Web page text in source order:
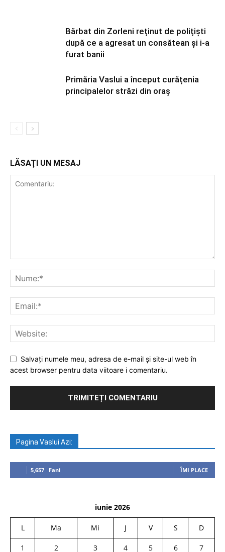
Bărbat din Zorleni reținut de polițiști
după ce a agresat un consătean și i-a
furat banii
Primăria Vaslui a început curățenia
principalelor străzi din oraș
LĂSAȚI UN MESAJ
Salvați numele meu, adresa de e-mail și site-ul web în
acest browser pentru data viitoare i comentariu.
Pagina Vaslui Azi:
5,657 Fani ÎMI PLACE
iunie 2026
L Ma Mi J V S D
1 2 3 4 5 6 7